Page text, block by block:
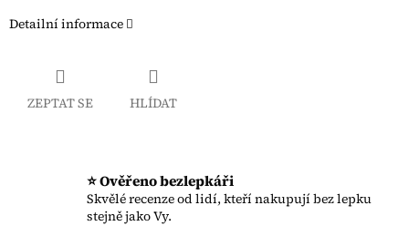
Detailní informace
ZEPTAT SE HLÍDAT
⭐ Ověřeno bezlepkáři
Skvělé recenze od lidí, kteří nakupují bez lepku
stejně jako Vy.